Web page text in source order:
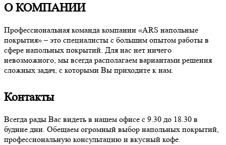
О КОМПАНИИ
Профессиональная команда компании «ARS напольные
покрытия» – это специалисты с большим опытом работы в
сфере напольных покрытий. Для нас нет ничего
невозможного, мы всегда располагаем вариантами решения
сложных задач, с которыми Вы приходите к нам.
Контакты
Всегда рады Вас видеть в нашем офисе с 9.30 до 18.30 в
будние дни. Обещаем огромный выбор напольных покрытий,
профессиональную консультацию и вкусный кофе.